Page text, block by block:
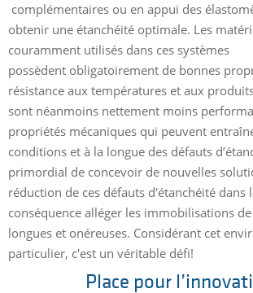
complémentaires ou en appui des
obtenir une étanchéité optimale. Les
couramment utilisés dans ces systèmes
possèdent obligatoirement de bonnes
résistance aux températures et aux
sont néanmoins nettement moins
propriétés mécaniques qui peuvent
conditions et à la longue des défauts
primordial de concevoir de nouvelles
réduction de ces défauts d'étanchéité dans
conséquence alléger les immobilisations
longues et onéreuses. Considérant cet
particulier, c'est un véritable défi!
Place pour